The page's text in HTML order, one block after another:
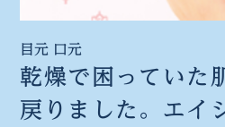
目元 口元
乾燥で困っていた
戻りました。 エイ